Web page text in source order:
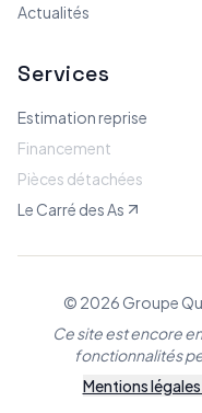
Actualités
Services
Estimation reprise
Financement
Pièces détachées
Le Carré des As
© 2026 Groupe
Ce site est encore
fonctionnalités
Mentions